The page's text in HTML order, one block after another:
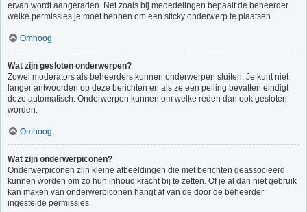
ervan wordt aangeraden. Net zoals bij mededelingen bepaalt de beheerder
welke permissies je moet hebben om een sticky onderwerp te plaatsen.
Omhoog
Wat zijn gesloten onderwerpen?
Zowel moderators als beheerders kunnen onderwerpen sluiten. Je kunt niet
langer antwoorden op deze berichten en als ze een peiling bevatten eindigt
deze automatisch. Onderwerpen kunnen om welke reden dan ook gesloten
worden.
Omhoog
Wat zijn onderwerpiconen?
Onderwerpiconen zijn kleine afbeeldingen die met berichten geassocieerd
kunnen worden om zo hun inhoud kracht bij te zetten. Of je al dan niet gebruik
kan maken van onderwerpiconen hangt af van de door de beheerder
ingestelde permissies.